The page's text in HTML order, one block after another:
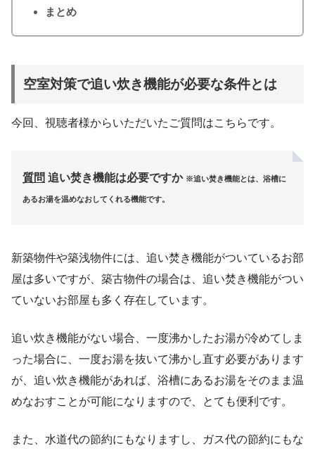
まとめ
空室対策で追い炊き機能が必要な条件とは
今回、視聴者様からいただいたご質問はこちらです。
質問 追い焚き機能は必要ですか ※追い焚き機能とは、浴槽に
あるお湯を温めなおしてくれる機能です。
新築物件や築浅物件には、追い焚き機能がついているお部
屋は多いですが、築古物件の場合は、追い焚き機能がつい
ていないお部屋も多く存在しています。
追い炊き機能がない場合、一度沸かしたお湯が冷めてしま
った場合に、一度お湯を抜いて沸かし直す必要があります
が、追い炊き機能があれば、浴槽にあるお湯をそのまま温
めなおすことが可能になりますので、とても便利です。
また、水道代の節約にもなりますし、ガス代の節約にもな